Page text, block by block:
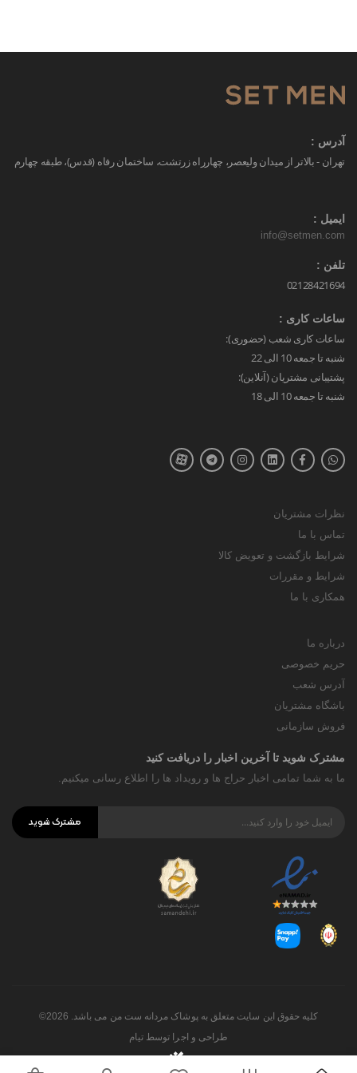
آدرس :
تهران - بالاتر از میدان ولیعصر، چهارراه زرتشت، ساختمان رفاه (قدس)، طبقه چهارم
ایمیل :
info@setmen.com
تلفن :
02128421694
ساعات کاری :
ساعات کاری شعب (حضوری):
شنبه تا جمعه 10 الی 22
پشتیبانی مشتریان (آنلاین):
شنبه تا جمعه 10 الی 18
نظرات مشتریان
تماس با ما
شرایط بازگشت و تعویض کالا
شرایط و مقررات
همکاری با ما
درباره ما
حریم خصوصی
آدرس شعب
باشگاه مشتریان
فروش سازمانی
مشترک شوید تا آخرین اخبار را دریافت کنید
ما به شما تمامی اخبار حراج ها و رویداد ها را اطلاع رسانی میکنیم.
مشترک شوید
کلیه حقوق این سایت متعلق به پوشاک مردانه ست من می باشد. 2026©
طراحی و اجرا توسط تیام